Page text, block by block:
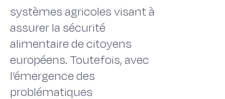
systèmes agricoles visant à
assurer la sécurité
alimentaire de citoyens
européens. Toutefois, avec
l’émergence des
problématiques